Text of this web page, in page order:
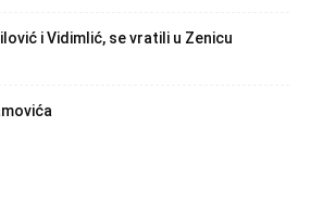
i Vidimlić, se vratili u Zenicu